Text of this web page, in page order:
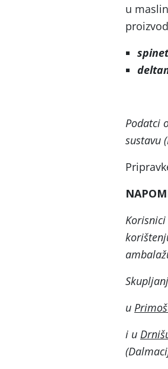
u
Podatci
sustavu
u
i u